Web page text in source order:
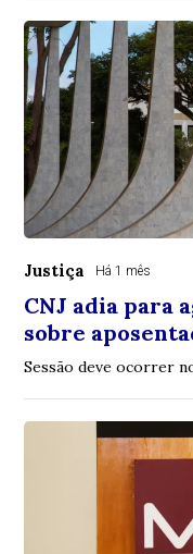
Justiça Há 1 mês
CNJ adia para
sobre
Sessão deve ocorrer